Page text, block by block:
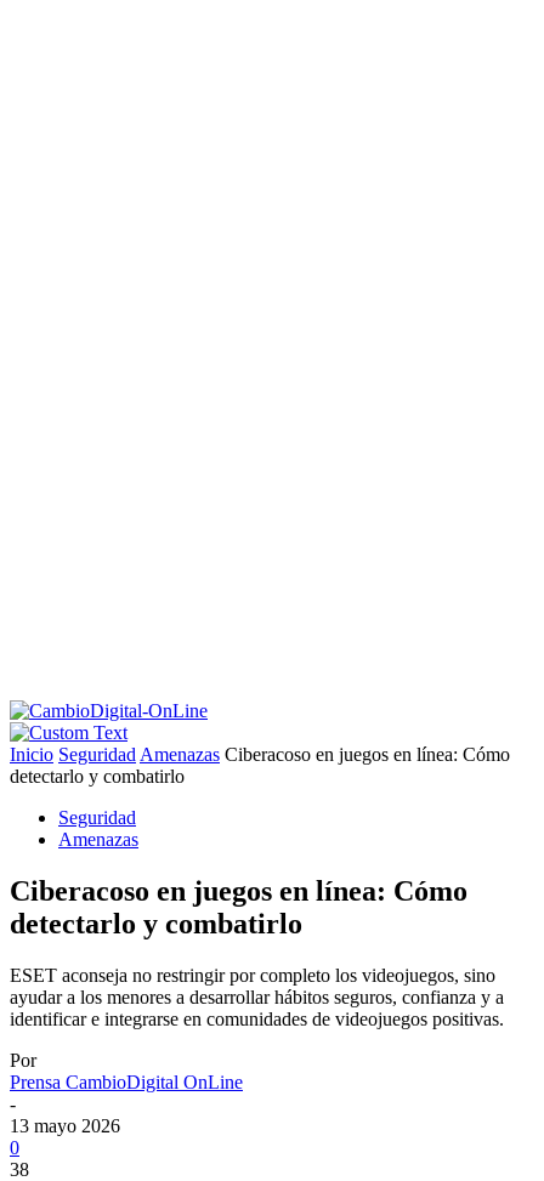
Inicio Seguridad Amenazas Ciberacoso en juegos en línea: Cómo
detectarlo y combatirlo
Seguridad
Amenazas
Ciberacoso en juegos en línea: Cómo
detectarlo y combatirlo
ESET aconseja no restringir por completo los videojuegos, sino
ayudar a los menores a desarrollar hábitos seguros, confianza y a
identificar e integrarse en comunidades de videojuegos positivas.
Por
Prensa CambioDigital OnLine
-
13 mayo 2026
0
38